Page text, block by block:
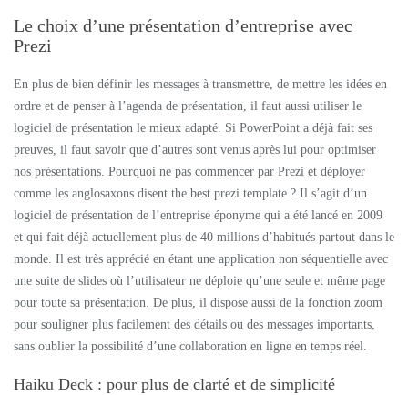
Le choix d’une présentation d’entreprise avec
Prezi
En plus de bien définir les messages à transmettre, de mettre les idées en
ordre et de penser à l’agenda de présentation, il faut aussi utiliser le
logiciel de présentation le mieux adapté. Si PowerPoint a déjà fait ses
preuves, il faut savoir que d’autres sont venus après lui pour optimiser
nos présentations. Pourquoi ne pas commencer par Prezi et déployer
comme les anglosaxons disent the best prezi template ? Il s’agit d’un
logiciel de présentation de l’entreprise éponyme qui a été lancé en 2009
et qui fait déjà actuellement plus de 40 millions d’habitués partout dans le
monde. Il est très apprécié en étant une application non séquentielle avec
une suite de slides où l’utilisateur ne déploie qu’une seule et même page
pour toute sa présentation. De plus, il dispose aussi de la fonction zoom
pour souligner plus facilement des détails ou des messages importants,
sans oublier la possibilité d’une collaboration en ligne en temps réel.
Haiku Deck : pour plus de clarté et de simplicité